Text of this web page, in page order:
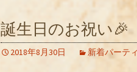
誕生日のお祝い🎉
2018年8月30日 新着パーテ